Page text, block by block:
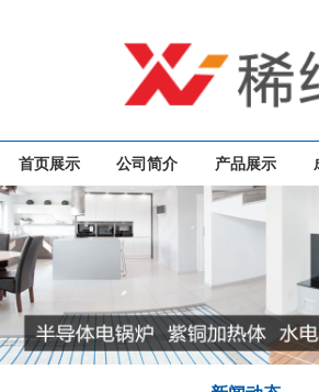
首页展示 公司简介 产品展示